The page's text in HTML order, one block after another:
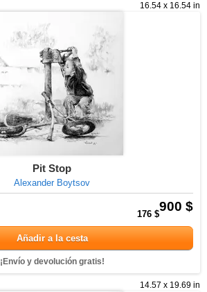
16.54 x 16.54 in
Pit Stop
Alexander Boytsov
900 $
176 $
Añadir a la cesta
¡Envío y devolución gratis!
14.57 x 19.69 in